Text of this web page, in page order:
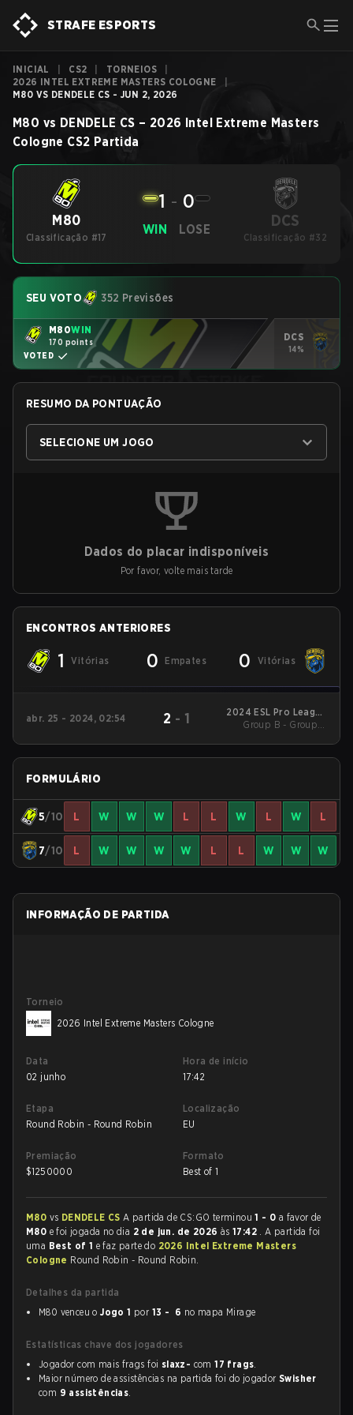
STRAFE ESPORTS
INICIAL CS2 TORNEIOS
2026 INTEL EXTREME MASTERS COLOGNE
M80 VS DENDELE CS - JUN 2, 2026
M80 vs DENDELE CS – 2026 Intel Extreme Masters
Cologne CS2 Partida
M80
Classificação #17
WIN
1 - 0
LOSE DCS
Classificação #32
SEU VOTO 352 Previsões
M80WIN
170 points
VOTED
DCS
14%
RESUMO DA PONTUAÇÃO
SELECIONE UM JOGO
Dados do placar indisponíveis
Por favor, volte mais tarde
ENCONTROS ANTERIORES
1 Vitórias 0 Empates 0 Vitórias
abr. 25 - 2024, 02:54 2 - 1
2024 ESL Pro League
Season 19
Group B - Group B
FORMULÁRIO
5/10 L W W W L L W L W L
7/10 L W W W W L L W W W
INFORMAÇÃO DE PARTIDA
Torneio
2026 Intel Extreme Masters Cologne
Data
02 junho
Hora de início
17:42
Etapa
Round Robin - Round Robin
Localização
EU
Premiação
$1250000
Formato
Best of 1
M80 vs DENDELE CSA partida de CS:GO terminou1 - 0 a favor de
M80 e foi jogada no dia 2 de jun. de 2026 às17:42 . A partida foi
uma Best of 1 e faz parte do 2026 Intel Extreme Masters
Cologne Round Robin - Round Robin.
Detalhes da partida
M80 venceu oJogo 1 por 13 - 6 no mapa Mirage
Estatísticas chave dos jogadores
Jogador com mais frags foi slaxz- com17 frags.
Maior número de assistências na partida foi do jogador Swisher
com 9 assistências.